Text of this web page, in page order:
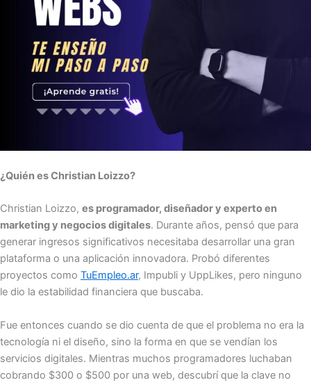
¿Quién es Christian Loizzo?
Christian Loizzo, es programador, diseñador y experto en
marketing y negocios digitales. Durante años, pensó que para
generar ingresos significativos necesitaba desarrollar una gran
plataforma o una aplicación innovadora. Probó diferentes
proyectos como TuEmpleo.ar, Impubli y UppLikes, pero ninguno
le dio la estabilidad financiera que buscaba.
Fue entonces cuando se dio cuenta de que el problema no era la
tecnología ni el diseño, sino la forma en que se vendían los
servicios digitales. Mientras muchos programadores luchaban
cobrando $300 o $500 por una web, descubrí que la clave no